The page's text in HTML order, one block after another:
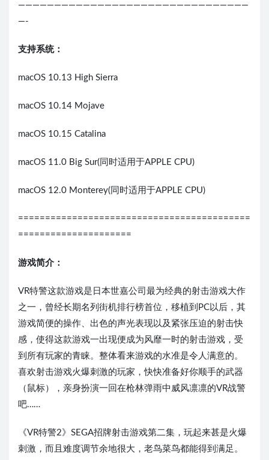
————————————————————————————————
—-
支持系统：
macOS 10.13 High Sierra
macOS 10.14 Mojave
macOS 10.15 Catalina
macOS 11.0 Big Sur(同时适用于APPLE CPU)
macOS 12.0 Monterey(同时适用于APPLE CPU)
===========================================
=====================
游戏简介：
VR特警这款游戏是日本世嘉公司最为经典的射击游戏大作
之一，曾经长期名列街机排行榜首位，移植到PC以后，其
游戏简便的操作、出色的声光表现以及紧张压迫的射击快
感，使得这款游戏一出现便成为风靡一时的射击游戏，受
到所有玩家的青睐。整体看来游戏的水准是令人满意的。
喜欢射击游戏火爆刺激的玩家，快快准备好你顺手的武器
（鼠标），亲身扮演一回在枪林弹雨中威风凛凛的VR战警
吧……
《VR特警2》SEGA招牌射击游戏第二集，玩起来甚是火爆
刺激，而且难度调节余地很大，老鸟菜鸟都能得到满足。